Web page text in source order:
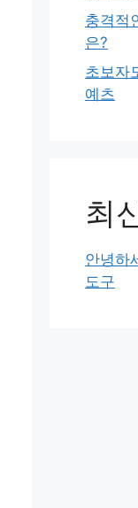
충격적
은?
초보자
예츠
최
안녕하
도구